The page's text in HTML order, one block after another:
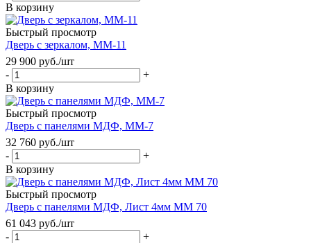
В корзину
Быстрый просмотр
Дверь с зеркалом, ММ-11
29 900 руб./шт
-
+
В корзину
Быстрый просмотр
Дверь с панелями МДФ, ММ-7
32 760 руб./шт
-
+
В корзину
Быстрый просмотр
Дверь с панелями МДФ, Лист 4мм ММ 70
61 043 руб./шт
-
+